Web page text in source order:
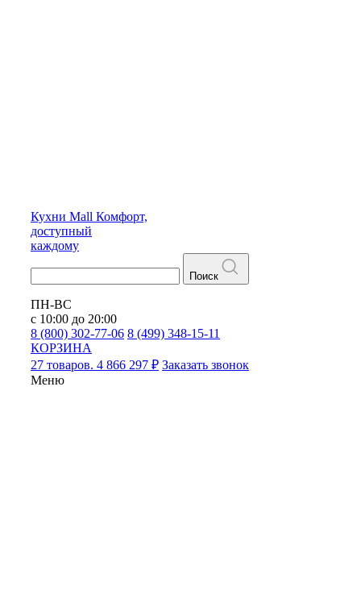
Кухни Mall Комфорт,
доступный
каждому
Поиск
ПН-ВС
с 10:00 до 20:00
8 (800) 302-77-06 8 (499) 348-15-11
КОРЗИНА
27 товаров. 4 866 297 ₽ Заказать звонок
Меню